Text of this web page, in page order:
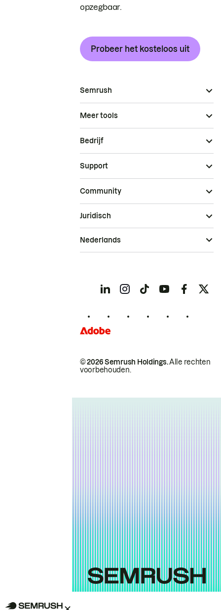
opzegbaar.
Probeer het kosteloos uit
Semrush
Meer tools
Bedrijf
Support
Community
© 2026 Semrush Holdings.Alle rechten
voorbehouden.
Juridisch
Nederlands